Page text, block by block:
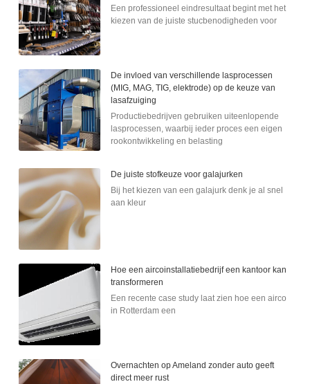
Een professioneel eindresultaat begint met het
kiezen van de juiste stucbenodigheden voor
De invloed van verschillende lasprocessen
(MIG, MAG, TIG, elektrode) op de keuze van
lasafzuiging
Productiebedrijven gebruiken uiteenlopende
lasprocessen, waarbij ieder proces een eigen
rookontwikkeling en belasting
De juiste stofkeuze voor galajurken
Bij het kiezen van een galajurk denk je al snel
aan kleur
Hoe een aircoinstallatiebedrijf een kantoor kan
transformeren
Een recente case study laat zien hoe een airco
in Rotterdam een
Overnachten op Ameland zonder auto geeft
direct meer rust